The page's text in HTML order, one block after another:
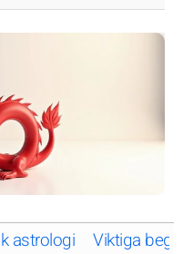
astrologi Viktiga